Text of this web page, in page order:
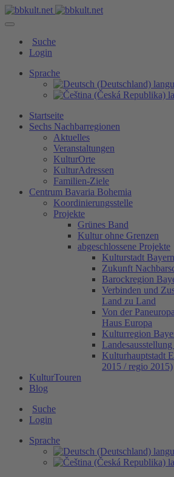
Suche
Login
Sprache
Startseite
Sechs Nachbarregionen
Aktuelles
Veranstaltungen
KulturOrte
KulturAdressen
Familien-Ziele
Centrum Bavaria Bohemia
Koordinierungsstelle
Projekte
Grünes Band
Kultur ohne Grenzen
abgeschlossene Projekte
Kulturstadt
Zukunft
Barockregion
Verbinden und
Land zu Land
Von der
Haus Europa
Kulturregion
Kulturhauptstadt
2015 / regio 2015)
KulturTouren
Blog
Suche
Login
Sprache